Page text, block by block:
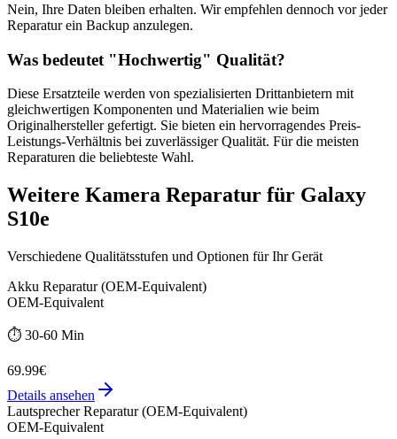
Nein, Ihre Daten bleiben erhalten. Wir empfehlen dennoch vor jeder
Reparatur ein Backup anzulegen.
Was bedeutet "Hochwertig" Qualität?
Diese Ersatzteile werden von spezialisierten Drittanbietern mit
gleichwertigen Komponenten und Materialien wie beim
Originalhersteller gefertigt. Sie bieten ein hervorragendes Preis-
Leistungs-Verhältnis bei zuverlässiger Qualität. Für die meisten
Reparaturen die beliebteste Wahl.
Weitere Kamera Reparatur für Galaxy
S10e
Verschiedene Qualitätsstufen und Optionen für Ihr Gerät
Akku Reparatur (OEM-Equivalent)
OEM-Equivalent
⏱️ 30-60 Min
69.99€
Details ansehen
Lautsprecher Reparatur (OEM-Equivalent)
OEM-Equivalent